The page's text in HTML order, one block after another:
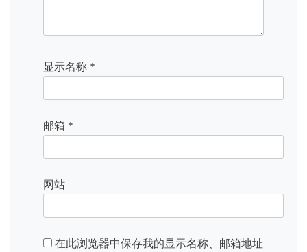
显示名称 *
邮箱 *
网站
在此浏览器中保存我的显示名称、邮箱地址